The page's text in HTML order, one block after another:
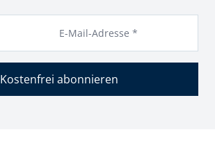
E-Mail-Adresse *
Kostenfrei abonnieren